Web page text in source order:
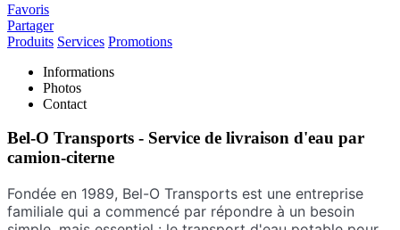
Favoris
Partager
Produits Services Promotions
Informations
Photos
Contact
Bel-O Transports - Service de livraison d'eau par
camion-citerne
Fondée en 1989, Bel-O Transports est une entreprise
familiale qui a commencé par répondre à un besoin